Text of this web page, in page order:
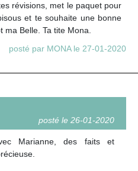
révisions, met le paquet pour
et te souhaite une bonne
ma Belle. Ta tite Mona.
posté par MONA le 27-01-2020
posté le 26-01-2020
Marianne, des faits et